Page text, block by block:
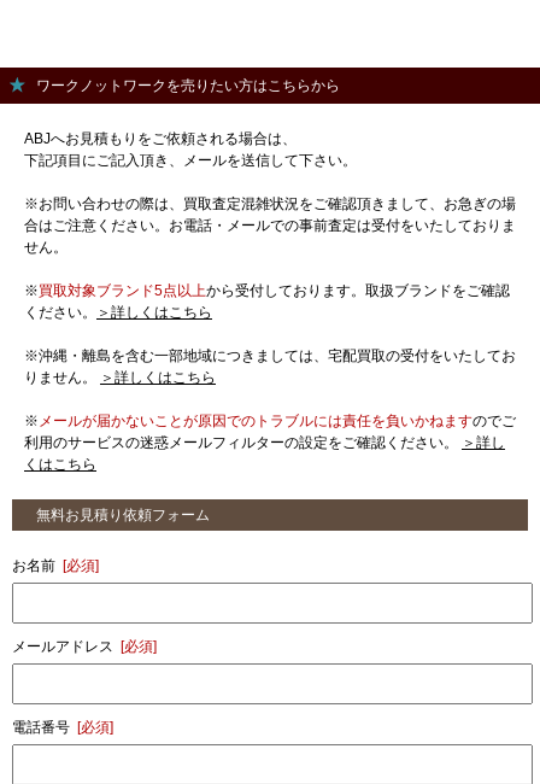
ワークノットワークを売りたい方はこちらから
ABJへお見積もりをご依頼される場合は、
下記項目にご記入頂き、メールを送信して下さい。
※お問い合わせの際は、買取査定混雑状況をご確認頂きまして、お急ぎの場
合はご注意ください。お電話・メールでの事前査定は受付をいたしておりま
せん。
※買取対象ブランド5点以上から受付しております。取扱ブランドをご確認
ください。
＞詳しくはこちら
※沖縄・離島を含む一部地域につきましては、宅配買取の受付をいたしてお
りません。
＞詳しくはこちら
※ メールが届かないことが原因でのトラブルには責任を負いかねますのでご
利用のサービスの迷惑メールフィルターの設定をご確認ください。
＞詳し
くはこちら
無料お見積り依頼フォーム
お名前 [必須]
メールアドレス [必須]
電話番号 [必須]